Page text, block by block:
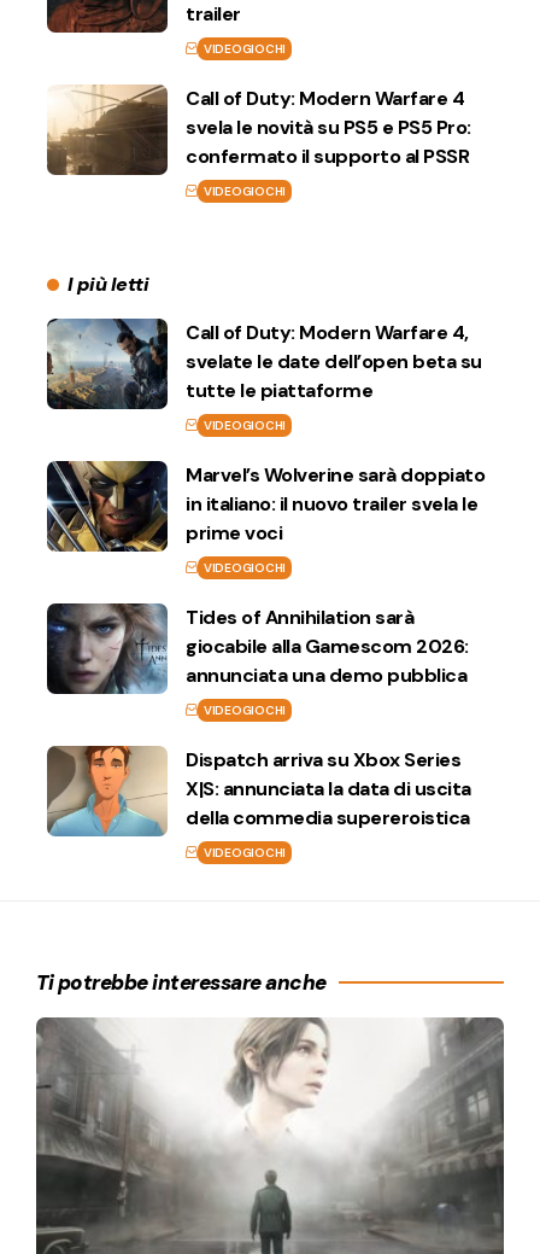
trailer
VIDEOGIOCHI
Call of Duty: Modern Warfare 4
svela le novità su PS5 e PS5 Pro:
confermato il supporto al PSSR
VIDEOGIOCHI
I più letti
Call of Duty: Modern Warfare 4,
svelate le date dell’open beta su
tutte le piattaforme
VIDEOGIOCHI
Marvel’s Wolverine sarà doppiato
in italiano: il nuovo trailer svela le
prime voci
VIDEOGIOCHI
Tides of Annihilation sarà
giocabile alla Gamescom 2026:
annunciata una demo pubblica
VIDEOGIOCHI
Dispatch arriva su Xbox Series
X|S: annunciata la data di uscita
della commedia supereroistica
VIDEOGIOCHI
Ti potrebbe interessare anche